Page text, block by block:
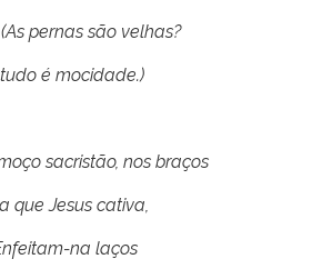
pernas são velhas?
é mocidade.)
sacristão, nos braços
que Jesus cativa,
na laços